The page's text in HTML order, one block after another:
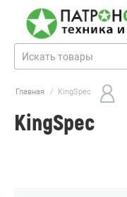
Главная / KingSpec
KingSpec